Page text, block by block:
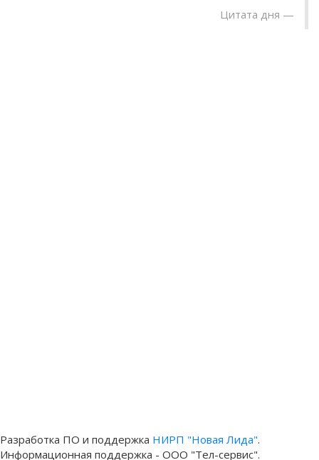
Цитата дня
Разработка ПО и поддержка НИРП "Новая Лида".
Информационная поддержка - ООО "Тел-сервис".